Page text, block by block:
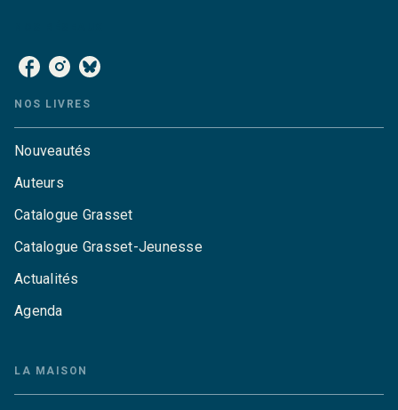
NOS LIVRES
Nouveautés
Auteurs
Catalogue Grasset
Catalogue Grasset-Jeunesse
Actualités
Agenda
LA MAISON